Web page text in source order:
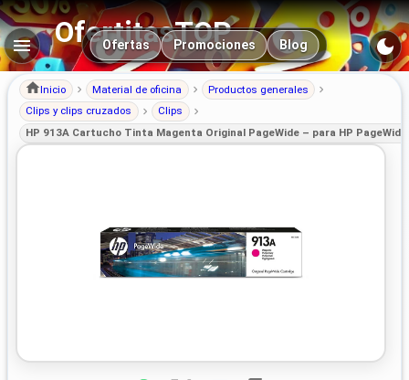
OfertitasTOP
Navegación principal
Ofertas Promociones Blog
Inicio Material de oficina
Productos generales
Clips y clips cruzados
Clips
HP 913A Cartucho Tinta Magenta Original PageWide – para HP PageWide